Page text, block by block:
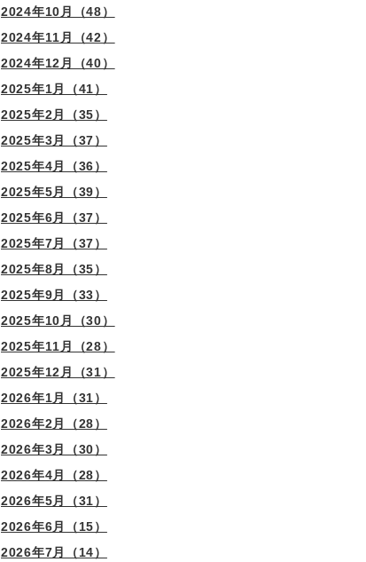
2024年10月（48）
2024年11月（42）
2024年12月（40）
2025年1月（41）
2025年2月（35）
2025年3月（37）
2025年4月（36）
2025年5月（39）
2025年6月（37）
2025年7月（37）
2025年8月（35）
2025年9月（33）
2025年10月（30）
2025年11月（28）
2025年12月（31）
2026年1月（31）
2026年2月（28）
2026年3月（30）
2026年4月（28）
2026年5月（31）
2026年6月（15）
2026年7月（14）